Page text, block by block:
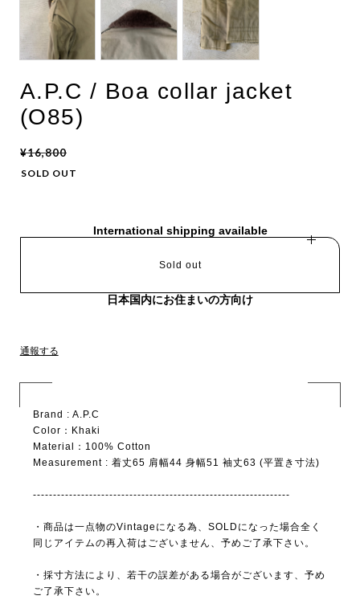
A.P.C / Boa collar jacket
(O85)
¥16,800
SOLD OUT
International shipping available
Sold out
日本国内にお住まいの方向け
通報する
Brand : A.P.C
Color：Khaki
Material：100% Cotton
Measurement : 着丈65 肩幅44 身幅51 袖丈63 (平置き寸法)
----------------------------------------------------------------
・商品は一点物のVintageになる為、SOLDになった場合全く
同じアイテムの再入荷はございません、予めご了承下さい。
・採寸方法により、若干の誤差がある場合がございます、予め
ご了承下さい。